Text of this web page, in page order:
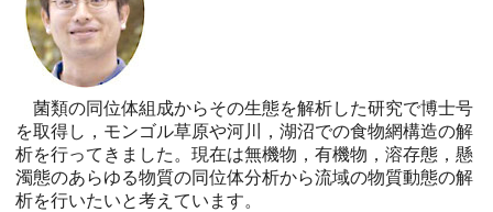
菌類の同位体組成からその生態を解析した研究で博士号
を取得し，モンゴル草原や河川，湖沼での食物網構造の解
析を行ってきました。現在は無機物，有機物，溶存態，懸
濁態のあらゆる物質の同位体分析から流域の物質動態の解
析を行いたいと考えています。